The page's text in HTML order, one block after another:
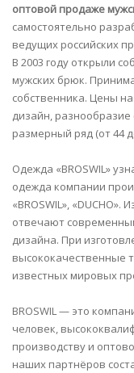
оптовой продаже
самостоятельно
ведущих российских
В 2003 году открыли
мужских брюк.
собственника. Цены
дизайн, разнообразие
размерный ряд (от 44
Одежда «BROSWIL»
одежда компании
«BROSWIL»,
отвечают
дизайна. При
высококачественные
известных мировых
BROSWIL — это
человек,
производству и
наших партнёров